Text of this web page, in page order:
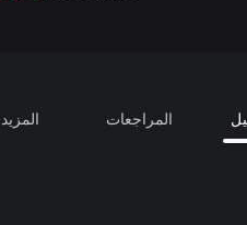
المراجعات المزيد